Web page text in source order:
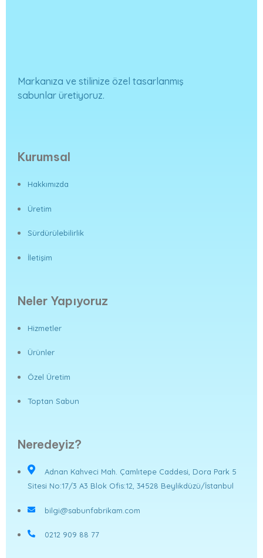
Markanıza ve stilinize özel tasarlanmış
sabunlar üretiyoruz.
Kurumsal
Hakkımızda
Üretim
Sürdürülebilirlik
İletişim
Neler Yapıyoruz
Hizmetler
Ürünler
Özel Üretim
Toptan Sabun
Neredeyiz?
Adnan Kahveci Mah. Çamlıtepe Caddesi, Dora Park 5
Sitesi No:17/3 A3 Blok Ofis:12, 34528 Beylikdüzü/İstanbul
bilgi@sabunfabrikam.com
0212 909 88 77